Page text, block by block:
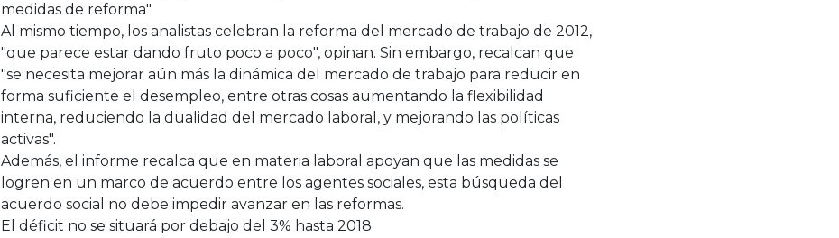
medidas de reforma".
Al mismo tiempo, los analistas celebran la reforma del mercado de trabajo de 2012,
"que parece estar dando fruto poco a poco", opinan. Sin embargo, recalcan que
"se necesita mejorar aún más la dinámica del mercado de trabajo para reducir en
forma suficiente el desempleo, entre otras cosas aumentando la flexibilidad
interna, reduciendo la dualidad del mercado laboral, y mejorando las políticas
activas".
Además, el informe recalca que en materia laboral apoyan que las medidas se
logren en un marco de acuerdo entre los agentes sociales, esta búsqueda del
acuerdo social no debe impedir avanzar en las reformas.
El déficit no se situará por debajo del 3% hasta 2018